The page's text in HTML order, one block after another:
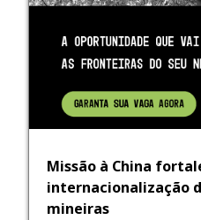
Missão à China
internacionalização
mineiras